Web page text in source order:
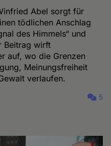
Abel sorgt für
tödlichen Anschlag
des Himmels“ und
Beitrag wirft
auf, wo die Grenzen
Meinungsfreiheit
verlaufen.
5